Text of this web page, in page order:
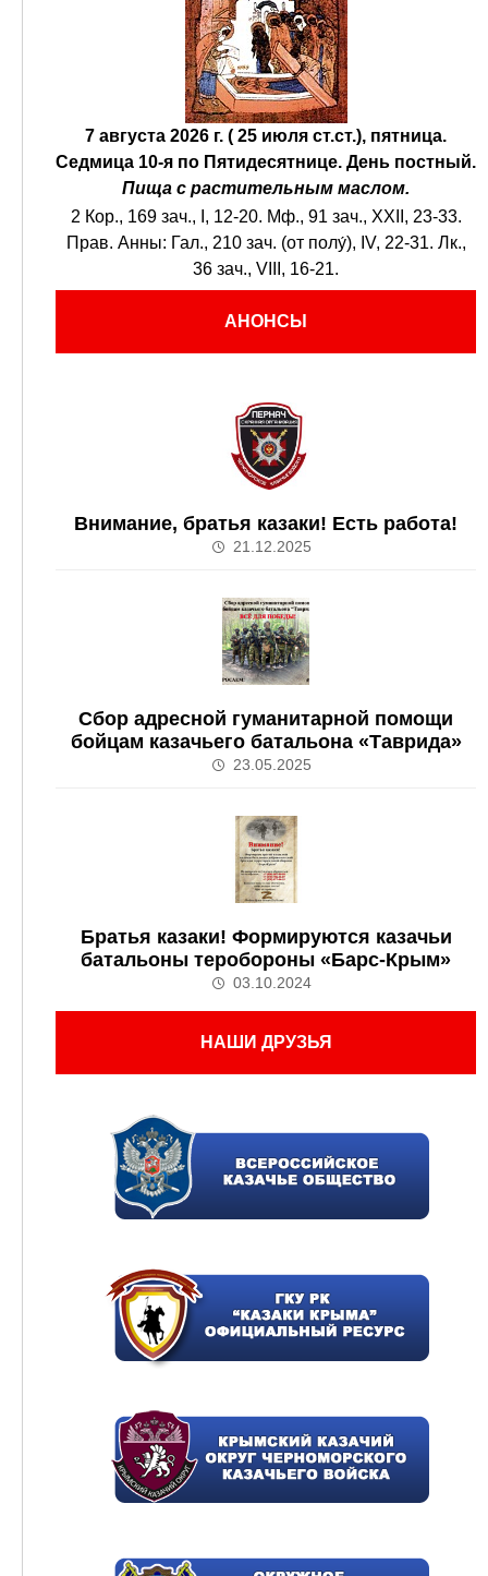
7 августа 2026 г. ( 25 июля ст.ст.), пятница.
Седмица 10-я по Пятидесятнице. День постный.
Пища с растительным маслом.
2 Кор., 169 зач., I, 12-20. Мф., 91 зач., XXII, 23-33.
Прав. Анны: Гал., 210 зач. (от полу́), IV, 22-31. Лк.,
36 зач., VIII, 16-21.
АНОНСЫ
Внимание, братья казаки! Есть работа!
21.12.2025
Сбор адресной гуманитарной помощи
бойцам казачьего батальона «Таврида»
23.05.2025
Братья казаки! Формируются казачьи
батальоны теробороны «Барс-Крым»
03.10.2024
НАШИ ДРУЗЬЯ